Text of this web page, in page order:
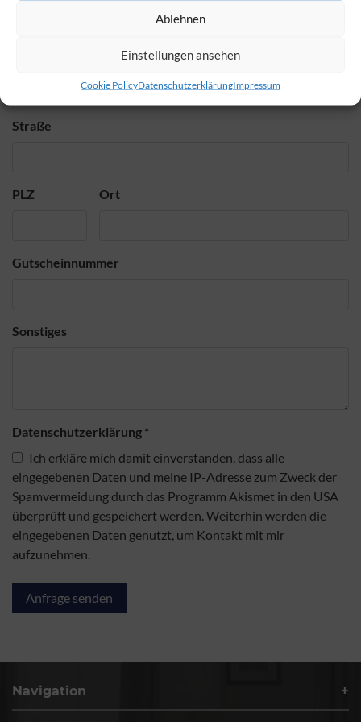
Ablehnen
Einstellungen ansehen
Cookie PolicyDatenschutzerklärungImpressum
Straße
PLZ Ort
Gutscheinnummer
Sonstiges
Datenschutzerklärung *
Ich erkläre mich damit einverstanden, dass alle
eingegebenen Daten und meine IP-Adresse zum Zweck der
Spamvermeidung durch das Programm Akismet in den USA
überprüft und gespeichert werden. Weiterhin werden die
eingegebenen Daten genutzt, um Kontakt mit mir
aufzunehmen.
Navigation